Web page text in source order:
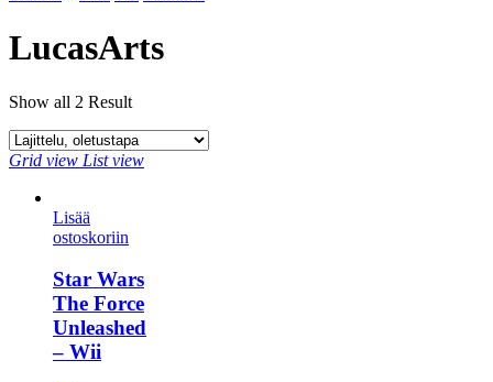
LucasArts
Show all 2 Result
Grid view List view
Lisää
ostoskoriin
Star Wars
The Force
Unleashed
– Wii